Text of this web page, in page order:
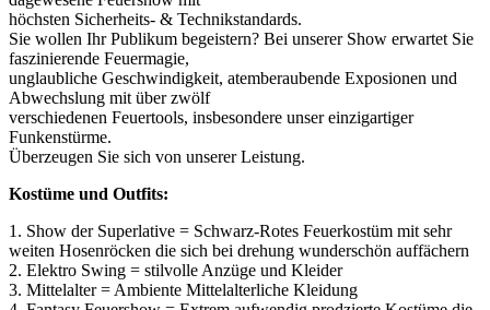
höchsten Sicherheits- & Technikstandards.
Sie wollen Ihr Publikum begeistern? Bei unserer Show erwartet Sie
faszinierende Feuermagie,
unglaubliche Geschwindigkeit, atemberaubende Exposionen und
Abwechslung mit über zwölf
verschiedenen Feuertools, insbesondere unser einzigartiger
Funkenstürme.
Überzeugen Sie sich von unserer Leistung.
Kostüme und Outfits:
1. Show der Superlative = Schwarz-Rotes Feuerkostüm mit sehr
weiten Hosenröcken die sich bei drehung wunderschön auffächern
2. Elektro Swing = stilvolle Anzüge und Kleider
3. Mittelalter = Ambiente Mittelalterliche Kleidung